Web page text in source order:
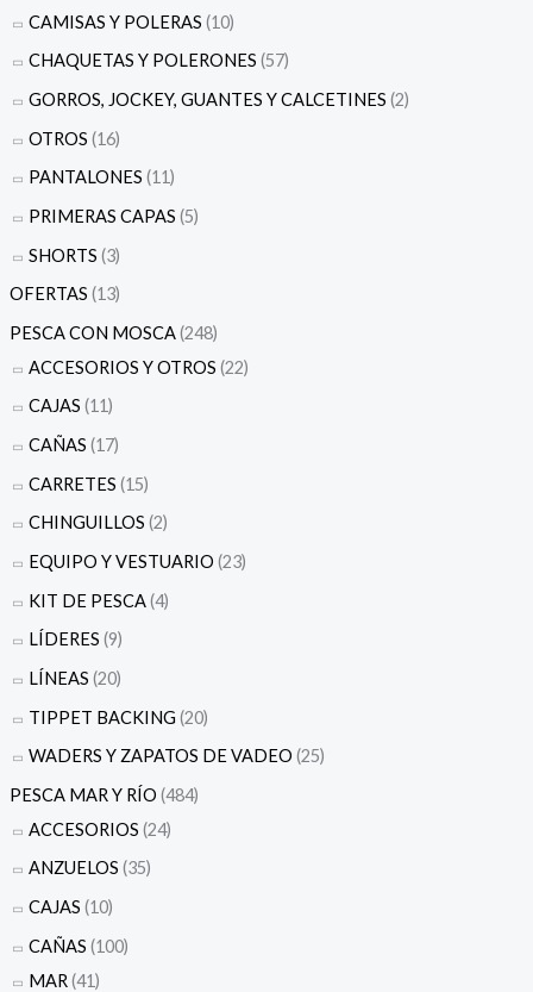
CAMISAS Y POLERAS (10)
CHAQUETAS Y POLERONES (57)
GORROS, JOCKEY, GUANTES Y CALCETINES (2)
OTROS (16)
PANTALONES (11)
PRIMERAS CAPAS (5)
SHORTS (3)
OFERTAS (13)
PESCA CON MOSCA(248)
ACCESORIOS Y OTROS (22)
CAJAS (11)
CAÑAS (17)
CARRETES (15)
CHINGUILLOS (2)
EQUIPO Y VESTUARIO (23)
KIT DE PESCA(4)
LÍDERES (9)
LÍNEAS (20)
TIPPET BACKING (20)
WADERS Y ZAPATOS DE VADEO (25)
PESCA MAR Y RÍO (484)
ACCESORIOS (24)
ANZUELOS (35)
CAJAS (10)
CAÑAS (100)
MAR(41)